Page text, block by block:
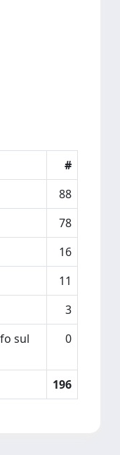
#
88
78
16
11
3
sul
0
196